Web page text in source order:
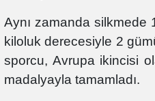
Aynı zamanda
kiloluk derecesiyle 2
sporcu, Avrupa ikincisi
madalyayla tamamladı.